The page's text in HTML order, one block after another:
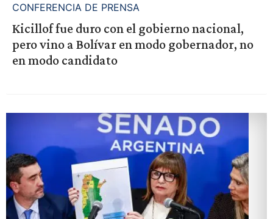
CONFERENCIA DE PRENSA
Kicillof fue duro con el gobierno nacional,
pero vino a Bolívar en modo gobernador, no
en modo candidato